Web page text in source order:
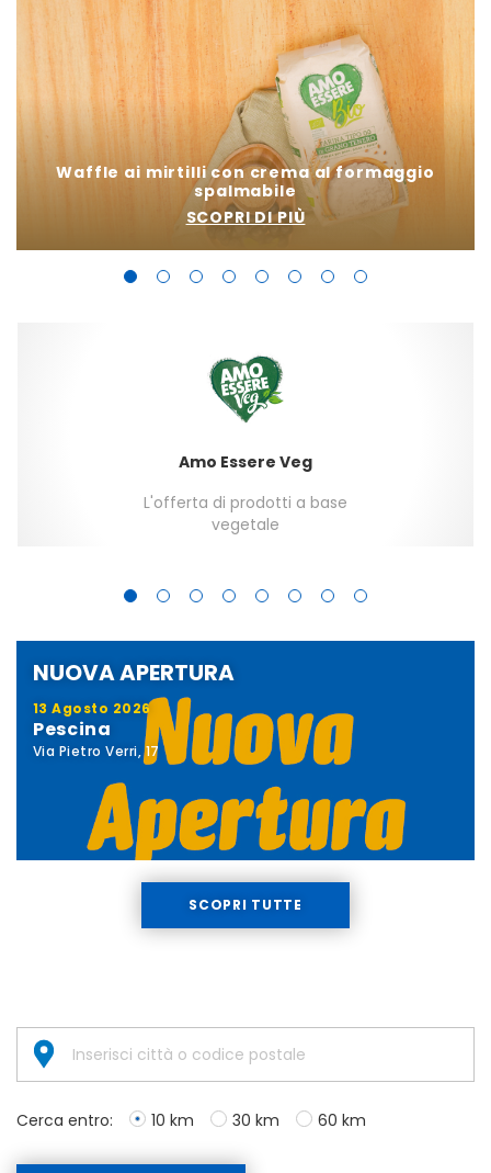
Waffle ai mirtilli con crema al formaggio
spalmabile
SCOPRI DI PIÙ
Amo Essere Veg
L'offerta di prodotti a base
vegetale
NUOVA APERTURA
13 Agosto 2026
Pescina
Via Pietro Verri, 17
SCOPRI TUTTE
Cerca entro: 10 km 30 km 60 km